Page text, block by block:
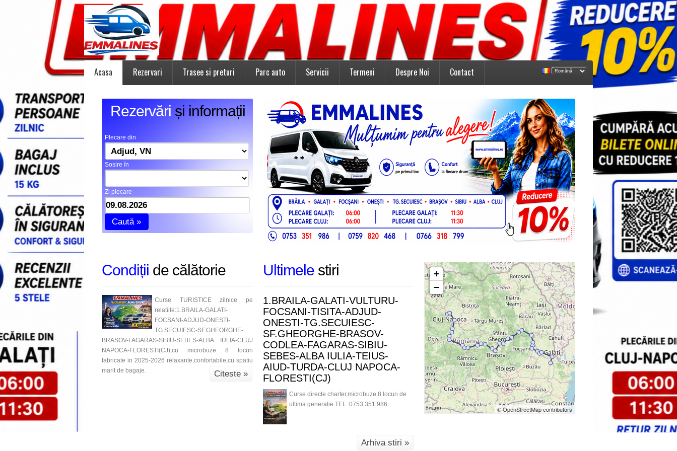
Acasa Rezervari Trasee si preturi Parc auto Servicii Termeni Despre Noi Contact
Rezervări și informații
Plecare din
Sosire în
Zi plecare
Caută »
Condiții de călătorie
Curse TURISTICE zilnice pe
relatiile:1.BRAILA-GALATI-
FOCSANI-ADJUD-ONESTI-
TG.SECUIESC-SF.GHEORGHE-
BRASOV-FAGARAS-SIBIU-SEBES-ALBA IULIA-CLUJ
NAPOCA-FLORESTI(CJ),cu microbuze 8 locuri
fabricate in 2025-2026 relaxante,confortabile,cu spatiu
marit de bagaje.
Citeste »
Ultimele stiri
1.BRAILA-GALATI-VULTURU-
FOCSANI-TISITA-ADJUD-
ONESTI-TG.SECUIESC-
SF.GHEORGHE-BRASOV-
CODLEA-FAGARAS-SIBIU-
SEBES-ALBA IULIA-TEIUS-
AIUD-TURDA-CLUJ NAPOCA-
FLORESTI(CJ)
Curse directe charter,microbuze 8 locuri de
ultima generatie.TEL.:0753.351.986.
Arhiva stiri »
+
−
© OpenStreetMap contributors